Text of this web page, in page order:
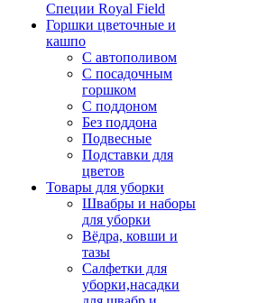
Специи Royal Field
Горшки цветочные и
кашпо
С автополивом
С посадочным
горшком
С поддоном
Без поддона
Подвесные
Подставки для
цветов
Товары для уборки
Швабры и наборы
для уборки
Вёдра, ковши и
тазы
Салфетки для
уборки,насадки